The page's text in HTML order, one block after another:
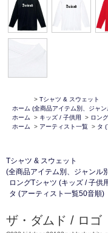
ホーム
> Tシャツ & スウェット
(全商品アイテム別、ジャン
ホーム
> キッズ / 子供用 > ロン
ホーム
> アーティスト一覧 > タ
Tシャツ & スウェット
(全商品アイテム別、ジャンル
ロングTシャツ (キッズ / 子供
タ (アーティスト一覧50音順)
ザ・ダムド / ロゴ